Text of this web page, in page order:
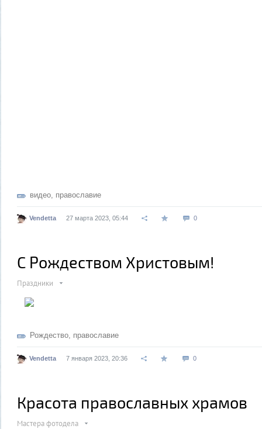
видео православие
Vendetta 27 марта 2023, 05:44 0
С Рождеством Христовым!
Праздники
Рождество православие
Vendetta 7 января 2023, 20:36 0
Красота православных храмов
Мастера фотодела